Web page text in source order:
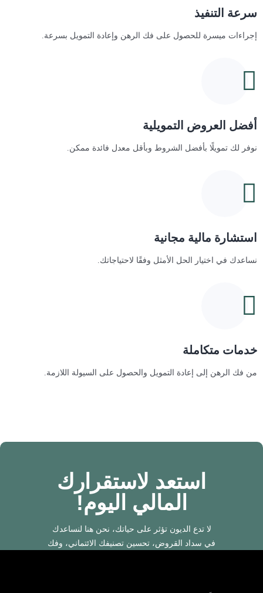
سرعة التنفيذ
إجراءات ميسرة للحصول على فك الرهن وإعادة التمويل بسرعة.
أفضل العروض التمويلية
نوفر لك تمويلًا بأفضل الشروط وبأقل معدل فائدة ممكن.
استشارة مالية مجانية
نساعدك في اختيار الحل الأمثل وفقًا لاحتياجاتك.
خدمات متكاملة
من فك الرهن إلى إعادة التمويل والحصول على السيولة اللازمة.
استعد لاستقرارك
المالي اليوم!
لا تدع الديون تؤثر على حياتك، نحن هنا لنساعدك
في سداد القروض، تحسين تصنيفك الائتماني، وفك